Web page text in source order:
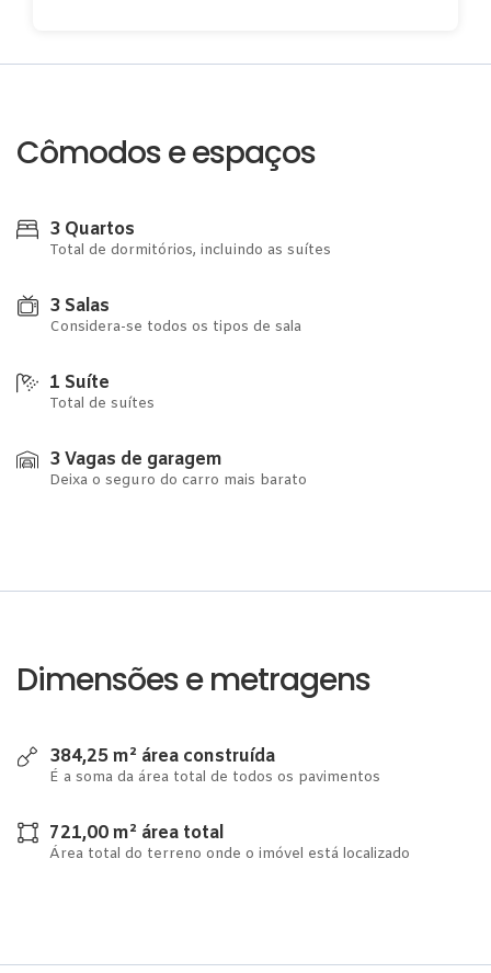
Cômodos e espaços
3 Quartos
Total de dormitórios, incluindo as suítes
3 Salas
Considera-se todos os tipos de sala
1 Suíte
Total de suítes
3 Vagas de garagem
Deixa o seguro do carro mais barato
Dimensões e metragens
384,25 m² área construída
É a soma da área total de todos os pavimentos
721,00 m² área total
Área total do terreno onde o imóvel está localizado